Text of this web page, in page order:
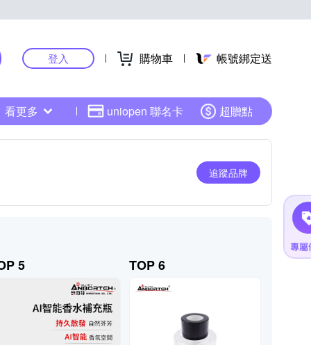
登入 購物車 帳號綁定送
看更多 uniopen 聯名卡 超贈點
追蹤品牌
5 TOP 6